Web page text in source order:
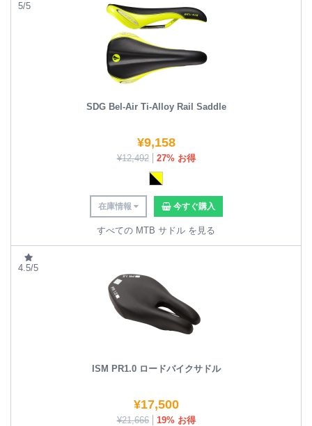
5/5
SDG Bel-Air Ti-Alloy Rail Saddle
¥9,158
¥12,492 27% お得
在庫情報 今すぐ購入
すべての MTB サドル を見る
4.5/5
ISM PR1.0 ロードバイクサドル
¥17,500
¥21,666 19% お得